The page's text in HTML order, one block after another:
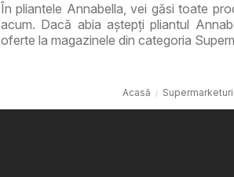
În pliantele Annabella, vei găsi toate
acum. Dacă abia aștepți pliantul
oferte la magazinele din categoria
Acasă Supermarketuri